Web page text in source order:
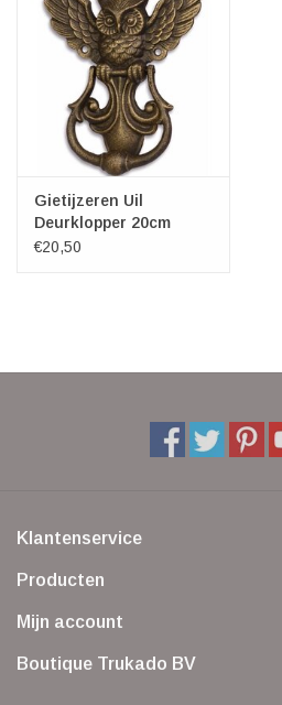
Gietijzeren Uil
Deurklopper 20cm
€20,50
Klantenservice
Producten
Mijn account
Boutique Trukado BV